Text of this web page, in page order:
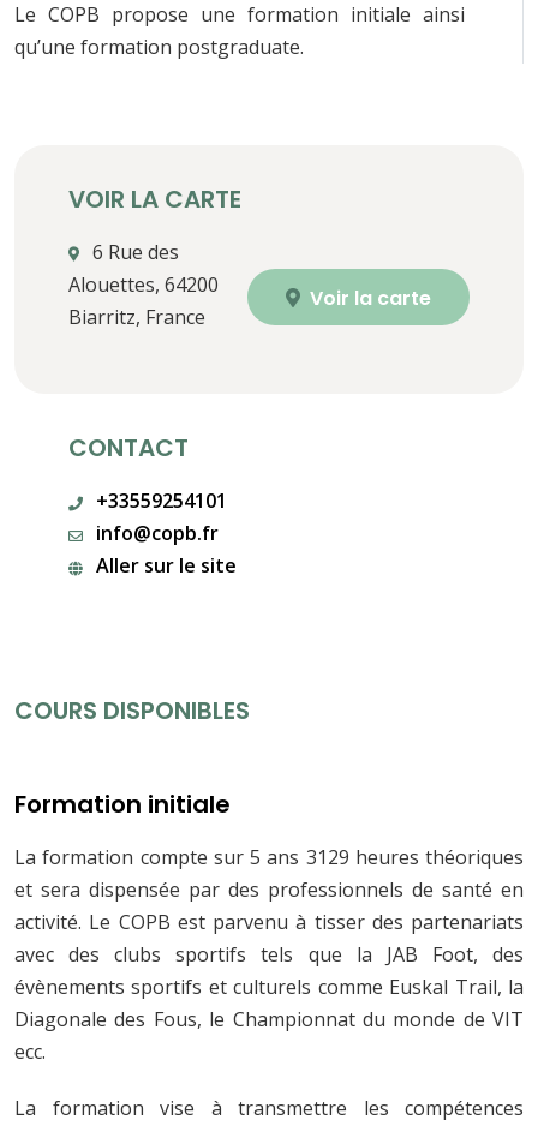
Le COPB propose une formation initiale ainsi
qu’une formation postgraduate.
VOIR LA CARTE
6 Rue des
Alouettes, 64200
Biarritz, France
Voir la carte
CONTACT
+33559254101
info@copb.fr
Aller sur le site
COURS DISPONIBLES
Formation initiale
La formation compte sur 5 ans 3129 heures théoriques
et sera dispensée par des professionnels de santé en
activité. Le COPB est parvenu à tisser des partenariats
avec des clubs sportifs tels que la JAB Foot, des
évènements sportifs et culturels comme Euskal Trail, la
Diagonale des Fous, le Championnat du monde de VIT
ecc.
La formation vise à transmettre les compétences